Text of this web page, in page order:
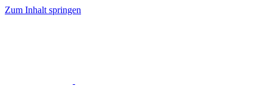
Zum Inhalt springen